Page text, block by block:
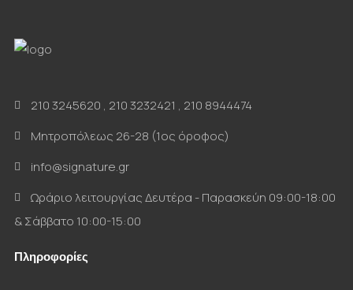
210 3245620 , 210 3232421 , 210 8944474
Μητροπόλεως 26-28 (1ος όροφος)
info@signature.gr
Ωράριο λειτουργίας Δευτέρα - Παρασκεύη 09:00-18:00
& Σάββατο 10:00-15:00
Πληροφορίες